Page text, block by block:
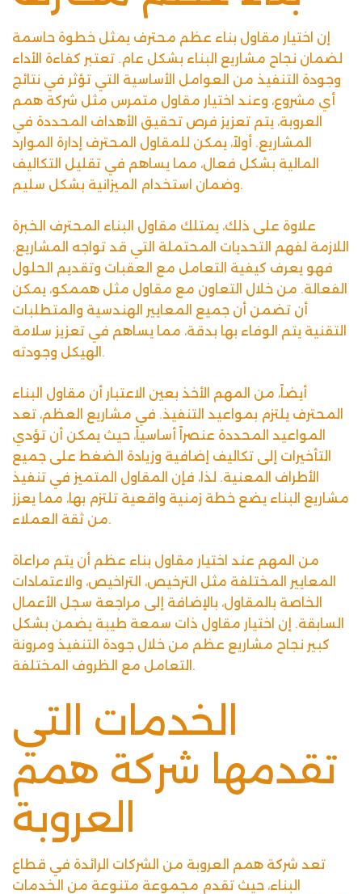
إن اختيار مقاول بناء عظم محترف يمثل خطوة حاسمة
لضمان نجاح مشاريع البناء بشكل عام. تعتبر كفاءة الأداء
وجودة التنفيذ من العوامل الأساسية التي تؤثر في نتائج
أي مشروع، وعند اختيار مقاول متمرس مثل شركة همم
العروبة، يتم تعزيز فرص تحقيق الأهداف المحددة في
المشاريع. أولاً، يمكن للمقاول المحترف إدارة الموارد
المالية بشكل فعال، مما يساهم في تقليل التكاليف
وضمان استخدام الميزانية بشكل سليم.
علاوة على ذلك، يمتلك مقاول البناء المحترف الخبرة
اللازمة لفهم التحديات المحتملة التي قد تواجه المشاريع.
فهو يعرف كيفية التعامل مع العقبات وتقديم الحلول
الفعالة. من خلال التعاون مع مقاول مثل هممكو، يمكن
أن تضمن أن جميع المعايير الهندسية والمتطلبات
التقنية يتم الوفاء بها بدقة، مما يساهم في تعزيز سلامة
الهيكل وجودته.
أيضاً، من المهم الأخذ بعين الاعتبار أن مقاول البناء
المحترف يلتزم بمواعيد التنفيذ. في مشاريع العظم، تعد
المواعيد المحددة عنصراً أساسياً، حيث يمكن أن تؤدي
التأخيرات إلى تكاليف إضافية وزيادة الضغط على جميع
الأطراف المعنية. لذا، فإن المقاول المتميز في تنفيذ
مشاريع البناء يضع خطة زمنية واقعية تلتزم بها، مما يعزز
من ثقة العملاء.
من المهم عند اختيار مقاول بناء عظم أن يتم مراعاة
المعايير المختلفة مثل الترخيص، التراخيص، والاعتمادات
الخاصة بالمقاول، بالإضافة إلى مراجعة سجل الأعمال
السابقة. إن اختيار مقاول ذات سمعة طيبة يضمن بشكل
كبير نجاح مشاريع عظم من خلال جودة التنفيذ ومرونة
التعامل مع الظروف المختلفة.
الخدمات التي
تقدمها شركة همم
العروبة
تعد شركة همم العروبة من الشركات الرائدة في قطاع
البناء، حيث تقدم مجموعة متنوعة من الخدمات